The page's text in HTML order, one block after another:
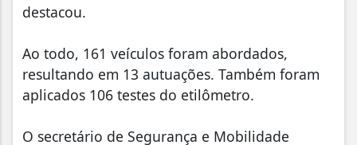
destacou.
Ao todo, 161 veículos foram abordados,
resultando em 13 autuações. Também foram
aplicados 106 testes do etilômetro.
O secretário de Segurança e Mobilidade